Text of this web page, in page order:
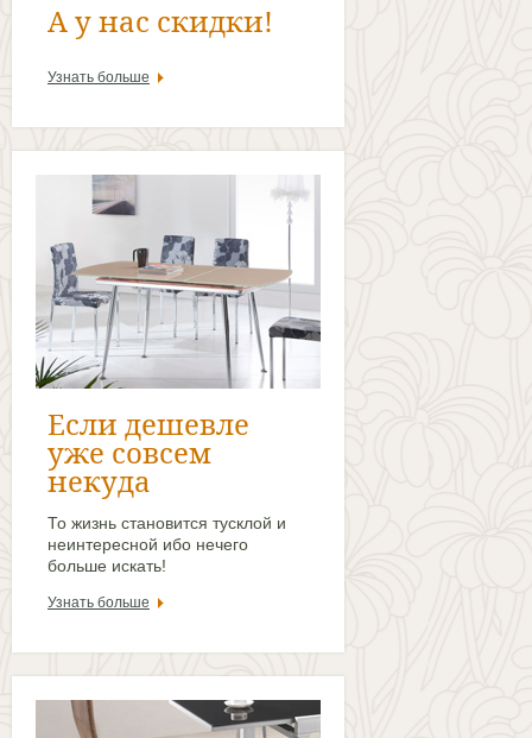
А у нас скидки!
Узнать больше
Если дешевле
уже совсем
некуда
То жизнь становится тусклой и
неинтересной ибо нечего
больше искать!
Узнать больше